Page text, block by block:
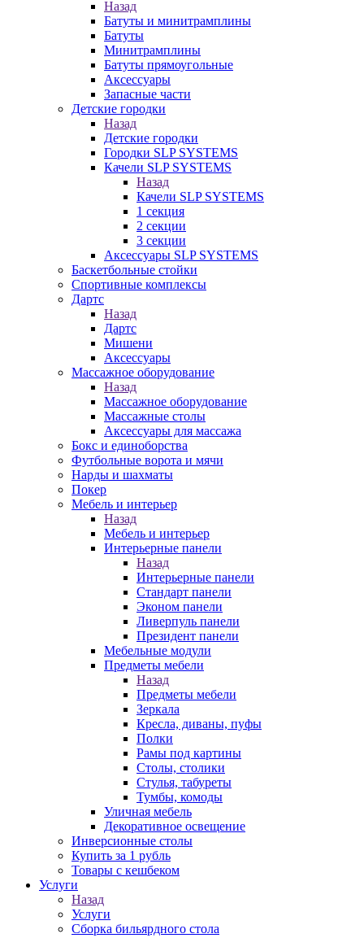
Назад
Батуты и минитрамплины
Батуты
Минитрамплины
Батуты прямоугольные
Аксессуары
Запасные части
Детские городки
Назад
Детские городки
Городки SLP SYSTEMS
Качели SLP SYSTEMS
Назад
Качели SLP SYSTEMS
1 секция
2 секции
3 секции
Аксессуары SLP SYSTEMS
Баскетбольные стойки
Спортивные комплексы
Дартс
Назад
Дартс
Мишени
Аксессуары
Массажное оборудование
Назад
Массажное оборудование
Массажные столы
Аксессуары для массажа
Бокс и единоборства
Футбольные ворота и мячи
Нарды и шахматы
Покер
Мебель и интерьер
Назад
Мебель и интерьер
Интерьерные панели
Назад
Интерьерные панели
Стандарт панели
Эконом панели
Ливерпуль панели
Президент панели
Мебельные модули
Предметы мебели
Назад
Предметы мебели
Зеркала
Кресла, диваны, пуфы
Полки
Рамы под картины
Столы, столики
Стулья, табуреты
Тумбы, комоды
Уличная мебель
Декоративное освещение
Инверсионные столы
Купить за 1 рубль
Товары с кешбеком
Услуги
Назад
Услуги
Сборка бильярдного стола